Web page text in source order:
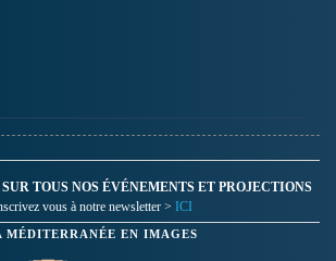
TOUS NOS ÉVÉNEMENTS ET PROJECTIONS
vous à notre newsletter > ICI
MÉDITERRANÉE EN IMAGES